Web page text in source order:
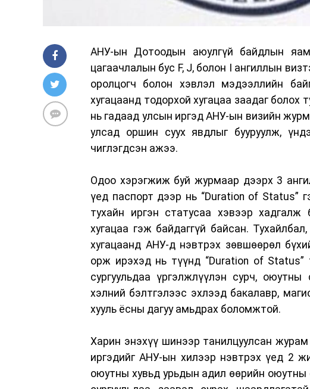
АНУ-ын Дотоодын аюулгүй байдлын
цагаачлалын бус F, J, болон I ангиллын
оролцогч болон хэвлэл мэдээллийн
хугацаанд тодорхой хугацаа заадаг
нь гадаад улсын иргэд АНУ-ын визийн
улсад оршин суух явдлыг бууруулж,
чиглэгдсэн ажээ.
Одоо хэрэгжиж буй журмаар дээрх 3
үед паспорт дээр нь “Duration of Status”
тухайн иргэн статусаа хэвээр
хугацаа гэж байдаггүй байсан.
хугацаанд АНУ-д нэвтрэх зөвшөөрөл
орж ирэхэд нь түүнд “Duration of Status”
сургуульдаа үргэлжлүүлэн сурч,
хэлний бэлтгэлээс эхлээд бакалавр,
хууль ёсны дагуу амьдрах боломжтой.
Харин энэхүү шинээр танилцуулсан
иргэдийг АНУ-ын хилээр нэвтрэх үед 2
оюутны хувьд урьдын адил өөрийн оюутны